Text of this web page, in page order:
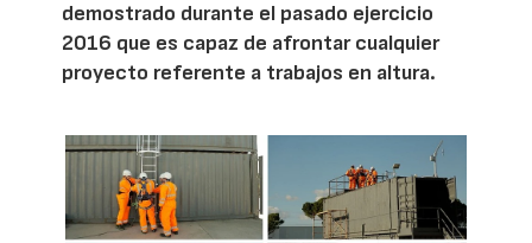
demostrado durante el pasado ejercicio
2016 que es capaz de afrontar cualquier
proyecto referente a trabajos en altura.